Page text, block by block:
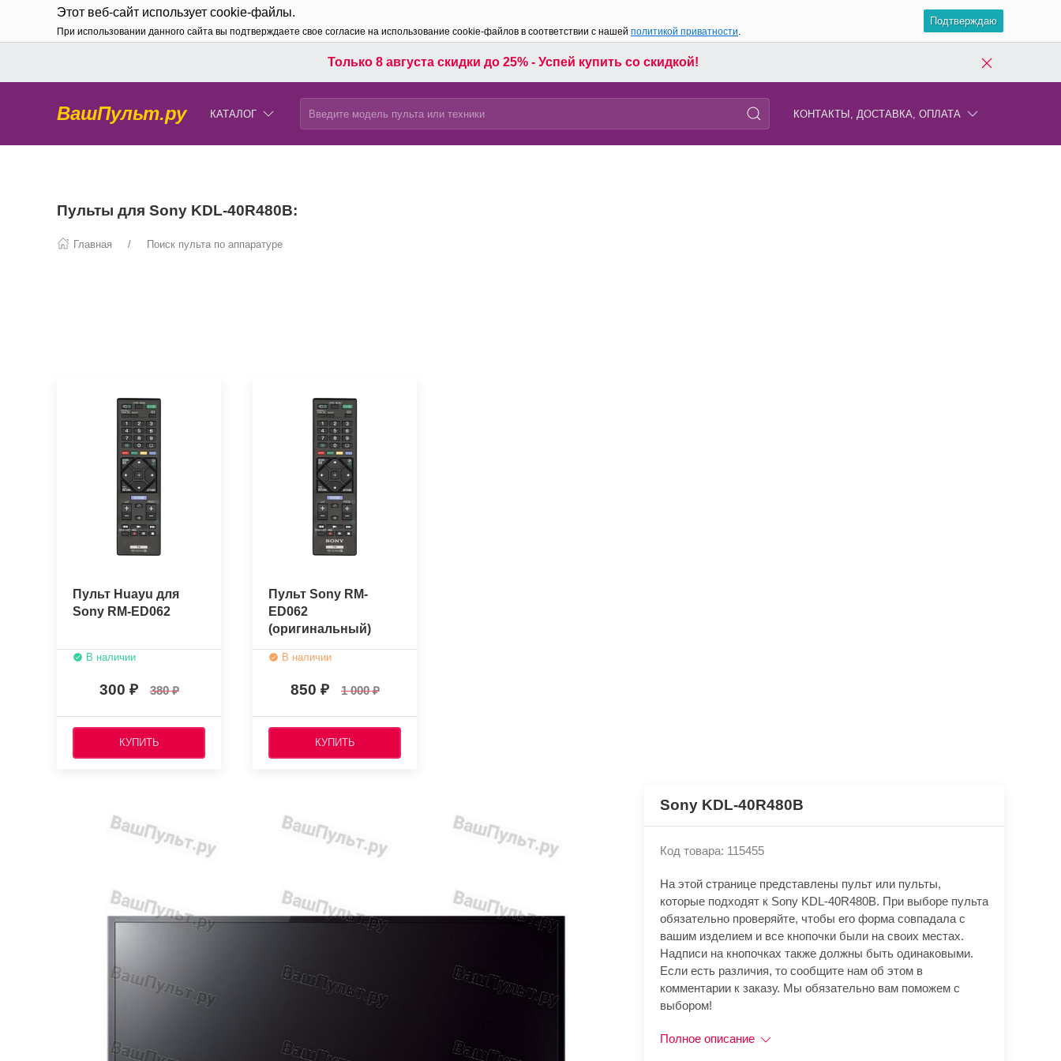
Этот веб-сайт использует cookie-файлы.
При использовании данного сайта вы подтверждаете свое согласие на использование cookie-файлов в соответствии с нашей политикой приватности.
Подтверждаю
Только 8 августа скидки до 25% - Успей купить со скидкой!
ВашПульт.ру КАТАЛОГ КОНТАКТЫ, ДОСТАВКА, ОПЛАТА
Пульты для Sony KDL-40R480B:
Главная Поиск пульта по аппаратуре
Пульт Huayu для
Sony RM-ED062
В наличии
300 380
КУПИТЬ
Пульт Sony RM-
ED062
(оригинальный)
В наличии
850 1 000
КУПИТЬ
Sony KDL-40R480B
Код товара: 115455
На этой странице представлены пульт или пульты,
которые подходят к Sony KDL-40R480B. При выборе пульта
обязательно проверяйте, чтобы его форма совпадала с
вашим изделием и все кнопочки были на своих местах.
Надписи на кнопочках также должны быть одинаковыми.
Если есть различия, то сообщите нам об этом в
комментарии к заказу. Мы обязательно вам поможем с
выбором!
Полное описание